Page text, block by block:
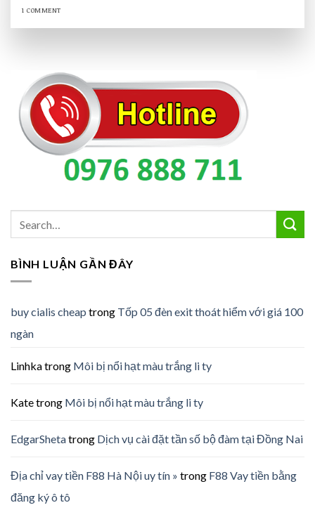
1 COMMENT
BÌNH LUẬN GẦN ĐÂY
buy cialis cheap trong Tốp 05 đèn exit thoát hiểm với giá 100
ngàn
Linhkatrong Môi bị nổi hạt màu trắng li ty
Katetrong Môi bị nổi hạt màu trắng li ty
EdgarShetatrong Dịch vụ cài đặt tần số bộ đàm tại Đồng Nai
Địa chỉ vay tiền F88 Hà Nội uy tín » trong F88 Vay tiền bằng
đăng ký ô tô